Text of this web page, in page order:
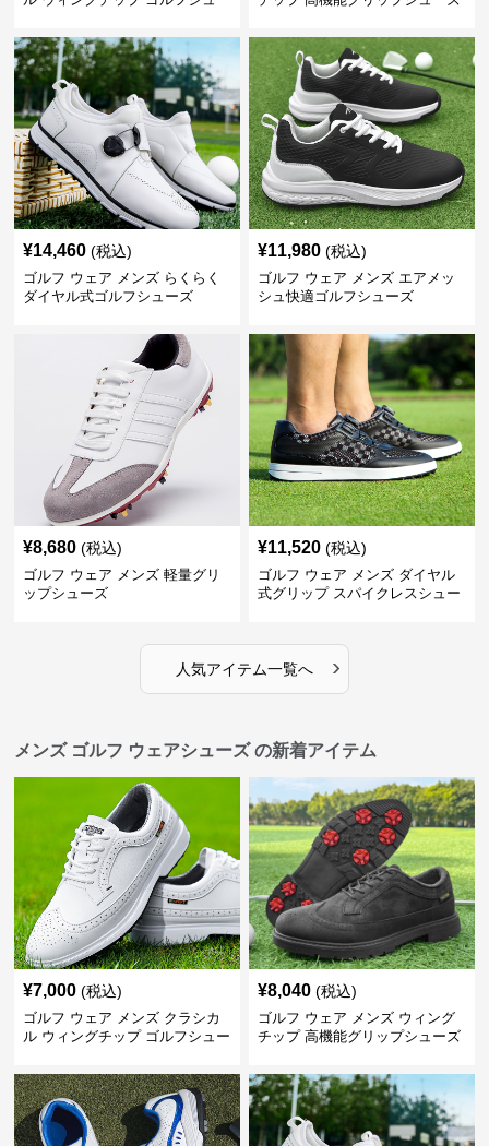
¥14,460 (税込)
ゴルフ ウェア メンズ らくらく
ダイヤル式ゴルフシューズ
¥11,980 (税込)
ゴルフ ウェア メンズ エアメッ
シュ快適ゴルフシューズ
¥8,680 (税込)
ゴルフ ウェア メンズ 軽量グリ
ップシューズ
¥11,520 (税込)
ゴルフ ウェア メンズ ダイヤル
式グリップ スパイクレスシュー
人気アイテム一覧へ ›
メンズ ゴルフ ウェアシューズ の新着アイテム
¥7,000 (税込)
ゴルフ ウェア メンズ クラシカ
ル ウィングチップ ゴルフシュー
¥8,040 (税込)
ゴルフ ウェア メンズ ウィング
チップ 高機能グリップシューズ